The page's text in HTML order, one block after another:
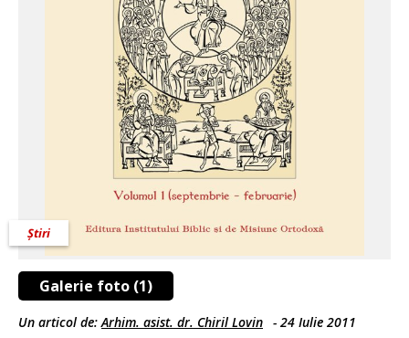
Galerie foto (1)
Știri
Un articol de:Arhim. asist. dr. Chiril Lovin - 24 Iulie 2011